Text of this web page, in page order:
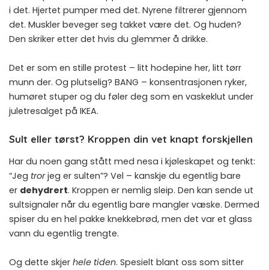
i det. Hjertet pumper med det. Nyrene filtrerer gjennom
det. Muskler beveger seg takket være det. Og huden?
Den skriker etter det hvis du glemmer å drikke.
Det er som en stille protest – litt hodepine her, litt tørr
munn der. Og plutselig? BANG – konsentrasjonen ryker,
humøret stuper og du føler deg som en vaskeklut under
juletresalget på IKEA.
Sult eller tørst? Kroppen din vet knapt forskjellen
Har du noen gang stått med nesa i kjøleskapet og tenkt:
“Jeg trorjeg er sulten”? Vel – kanskje du egentlig bare
er dehydrert. Kroppen er nemlig sleip. Den kan sende ut
sultsignaler når du egentlig bare mangler væske. Dermed
spiser du en hel pakke knekkebrød, men det var et glass
vann du egentlig trengte.
Og dette skjer hele tiden. Spesielt blant oss som sitter